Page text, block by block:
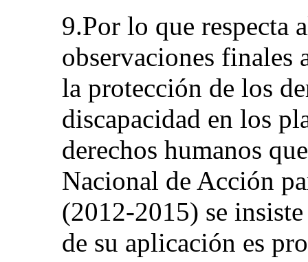
9.Por lo que respecta
observaciones finales
la protección de los
discapacidad en los
derechos humanos
Nacional de Acción
(2012-2015) se
de su aplicación es